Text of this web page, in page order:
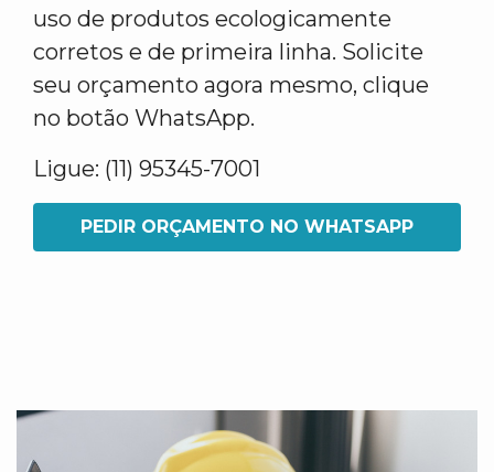
uso de produtos ecologicamente
corretos e de primeira linha. Solicite
seu orçamento agora mesmo, clique
no botão WhatsApp.
Ligue: (11) 95345-7001
PEDIR ORÇAMENTO NO WHATSAPP